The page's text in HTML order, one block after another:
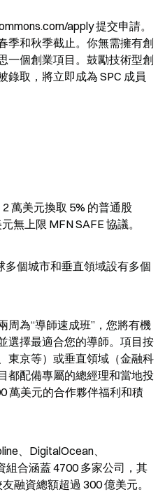
apply 提交申請。
季和秋季截止。你無需擁有創
一個創業項目。鼓勵技術型創
錄取，將立即成為 SPC 成員
萬美元換取 5% 的普通股
無上限 MFN SAFE 協議。
多個城市和垂直領域設有多個
周為“導師速成班”，您將有機
選擇最適合您的導師。項目按
東京等）或垂直領域（金融科
都配備專屬的總經理和當地投
萬美元的合作夥伴福利和積
、DigitalOcean、
合涵蓋 4700 多家公司，其
融資總額超過 300 億美元。